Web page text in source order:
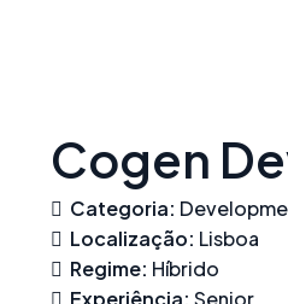
Cogen
Categoria:
Localização: Lisboa
Regime: Híbrido
Experiência: Senior